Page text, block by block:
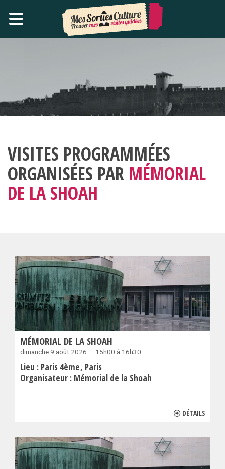
VISITES PROGRAMMÉES
ORGANISÉES PAR MÉMORIAL
DE LA SHOAH
MÉMORIAL DE LA SHOAH
dimanche 9 août 2026 — 15h00 à 16h30
Lieu : Paris 4ème Paris
Organisateur : Mémorial de la Shoah
DÉTAILS